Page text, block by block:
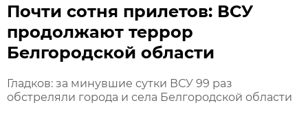
Почти сотня прилетов: ВСУ
продолжают террор
Белгородской области
Гладков: за минувшие сутки ВСУ 99 раз
обстреляли города и села Белгородской области